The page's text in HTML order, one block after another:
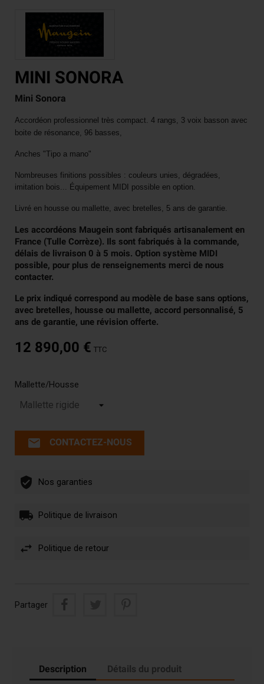
MINI SONORA
Mini Sonora
Accordéon professionnel très compact. 4 rangs, 3 voix basson avec
boite de résonance, 96 basses,
Anches "Tipo a mano"
Nombreuses finitions possibles : couleurs unies, dégradées,
imitation bois... Équipement MIDI possible en option.
Livré en housse ou mallette, avec bretelles, 5 ans de garantie.
Les accordéons Maugein sont fabriqués artisanalement en
France (Tulle Corrèze). Ils sont fabriqués à la commande,
délais de livraison 0 à 5 mois. Option système MIDI
possible, pour plus de renseignements merci de nous
contacter.
Le prix indiqué correspond au modèle de base sans options,
avec bretelles, housse ou mallette, accord personnalisé, 5
ans de garantie, une révision offerte.
12 890,00 € TTC
Mallette/Housse
email CONTACTEZ-NOUS
Nos garanties
Politique de livraison
Politique de retour
Partager
Description Détails du produit